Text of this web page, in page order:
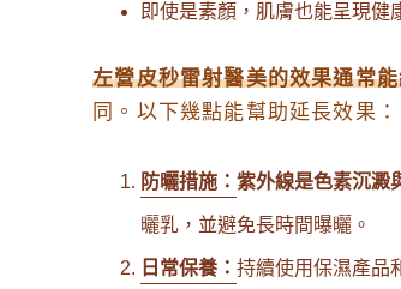
即使是素顏，肌膚也能呈現健
左營皮秒雷射醫美的效果通常
同。以下幾點能幫助延長效果：
防曬措施：紫外線是色素沉澱
曬乳，並避免長時間曝曬。
日常保養：持續使用保濕產品